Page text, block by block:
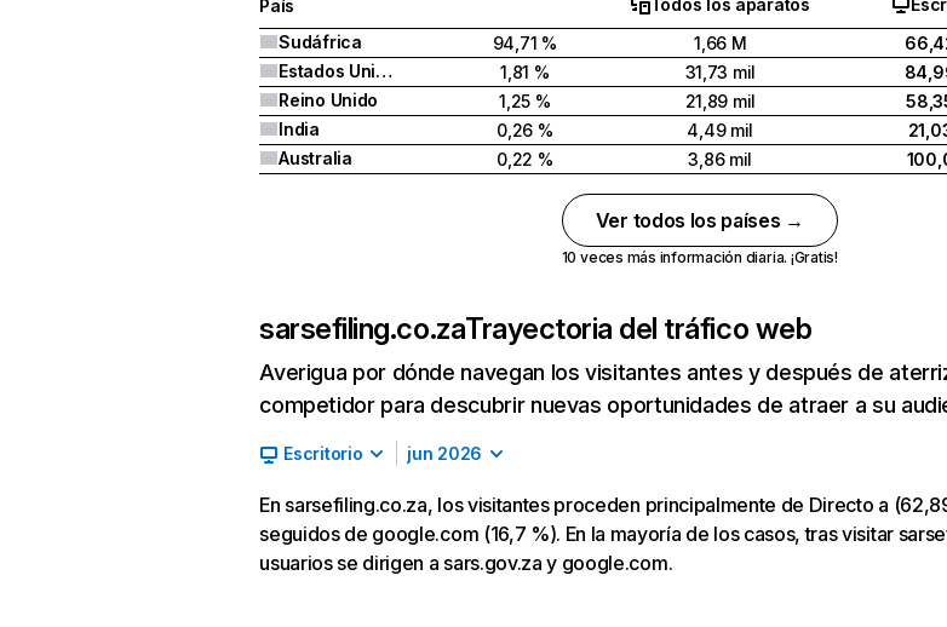
País Todos los aparatos
Sudáfrica
94,71 % 1,66 M
Estados Unidos
1,81 % 31,73 mil
Reino Unido
1,25 % 21,89 mil
India
0,26 % 4,49 mil
Australia
0,22 % 3,86 mil
Ver todos los países →
10 veces más información diaria. ¡Gratis!
sarsefiling.co.zaTrayectoria del tráfico web
Averigua por dónde navegan los visitantes antes y después de
competidor para descubrir nuevas oportunidades de atraer a su
Escritorio jun 2026
En sarsefiling.co.za, los visitantes proceden principalmente de Directo a
seguidos de google.com (16,7 %). En la mayoría de los casos, tras visitar
usuarios se dirigen a sars.gov.za y google.com.